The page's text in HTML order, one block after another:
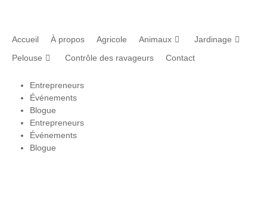
Accueil À propos Agricole Animaux
Jardinage
Pelouse
Contrôle des ravageurs Contact
Entrepreneurs
Événements
Blogue
Entrepreneurs
Événements
Blogue